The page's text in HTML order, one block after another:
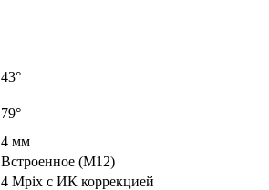
43°
79°
4 мм
Встроенное (М12)
4 Mpix c ИК коррекцией